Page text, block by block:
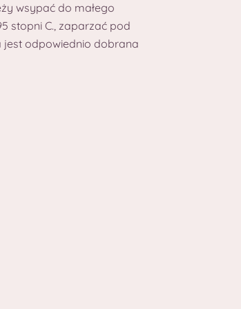
wsypać do małego
stopni C., zaparzać pod
jest odpowiednio dobrana